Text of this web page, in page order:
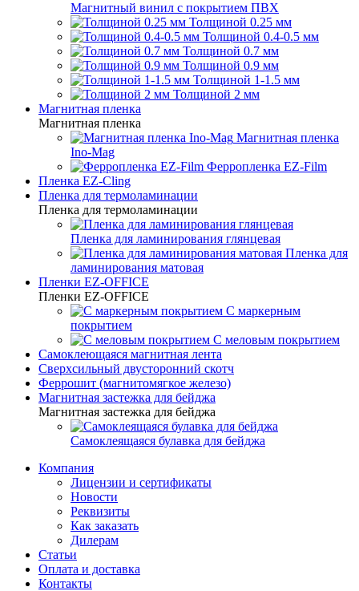
Магнитный винил с покрытием ПВХ
Толщиной 0.25 мм
Толщиной 0.4-0.5 мм
Толщиной 0.7 мм
Толщиной 0.9 мм
Толщиной 1-1.5 мм
Толщиной 2 мм
Магнитная пленка
Магнитная пленка
Магнитная пленка
Ino-Mag
Ферропленка EZ-Film
Пленка EZ-Cling
Пленка для термоламинации
Пленка для термоламинации
Пленка для ламинирования глянцевая
Пленка для
ламинирования матовая
Пленки EZ-OFFICE
Пленки EZ-OFFICE
С маркерным
покрытием
С меловым покрытием
Самоклеющаяся магнитная лента
Сверхсильный двусторонний скотч
Феррошит (магнитомягкое железо)
Магнитная застежка для бейджа
Магнитная застежка для бейджа
Самоклеящаяся булавка для бейджа
Компания
Лицензии и сертификаты
Новости
Реквизиты
Как заказать
Дилерам
Статьи
Оплата и доставка
Контакты